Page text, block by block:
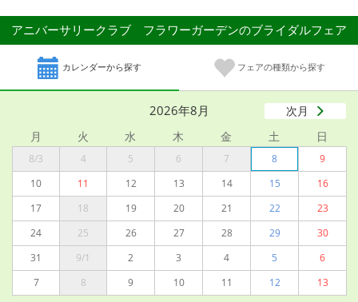
アニバーサリークラブ フラワーガーデンのブライダルフェア
カレンダーから探す フェアの種類から探す
2026年8月
次月
月
火 水 木 金 土 日
8/3 4 5 6 7 8
9
10
11 12 13 14 15
16
17
18 19 20 21 22
23
24
25 26 27 28 29
30
31
9/1 2 3 4 5
6
7
8 9 10 11 12 13